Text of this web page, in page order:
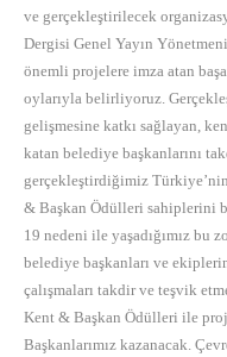
ve gerçekleştirilecek
Dergisi Genel Yayın
önemli projelere imza atan
oylarıyla belirliyoruz.
gelişmesine katkı sağlayan,
katan belediye başkanlarını
gerçekleştirdiğimiz
& Başkan Ödülleri sahiplerini
19 nedeni ile yaşadığımız bu
belediye başkanları ve
çalışmaları takdir ve teşvik
Kent & Başkan Ödülleri ile
Başkanlarımız kazanacak.